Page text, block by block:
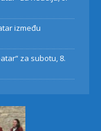
između
za subotu, 8.